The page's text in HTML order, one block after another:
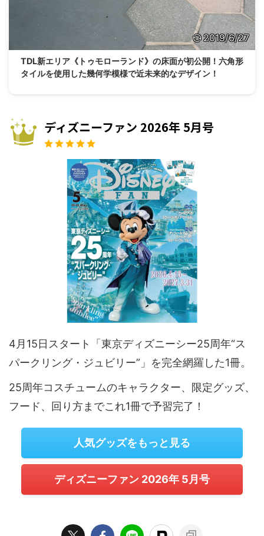
2019/6/27
TDL新エリア《トゥモローランド》の床面が初公開！六角形
タイルを使用した幾何学模様で近未来的なデザイン！
ディズニーファン 2026年 5月号
4月15日スタート「東京ディズニーシー25周年“ス
パークリング・ジュビリー”」を完全網羅した1冊。
25周年コスチュームのキャラクター、限定グッズ、
フード、回り方までこれ1冊で予習完了！
人気グッズをもっと見る
ディズニーファン 2026年 5月号